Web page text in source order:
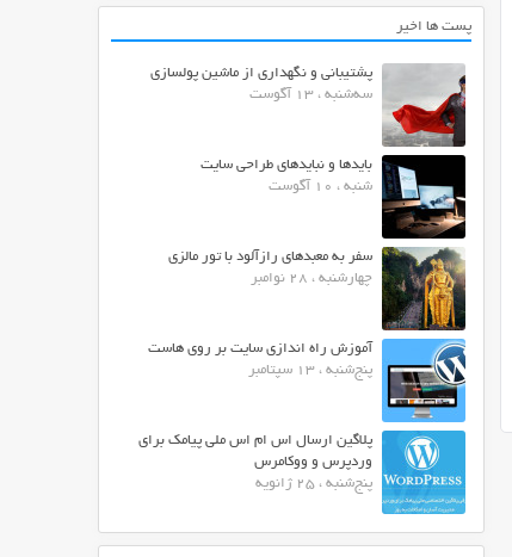
پست ها اخیر
پشتیبانی و نگهداری از ماشین پولسازی
سه‌شنبه ، 13 آگوست
بایدها و نبایدهای طراحی سایت
شنبه ، 10 آگوست
سفر به معبدهای رازآلود با تور مالزی
چهارشنبه ، 28 نوامبر
آموزش راه اندازی سایت بر روی هاست
پنج‌شنبه ، 13 سپتامبر
پلاگین ارسال اس ام اس ملی پیامک برای
وردپرس و ووکامرس
پنج‌شنبه ، 25 ژانویه